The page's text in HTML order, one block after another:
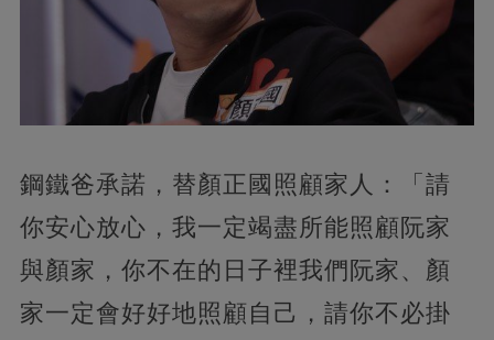
鋼鐵爸承諾，替顏正國照顧家人：「請
你安心放心，我一定竭盡所能照顧阮家
與顏家，你不在的日子裡我們阮家、顏
家一定會好好地照顧自己，請你不必掛